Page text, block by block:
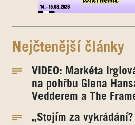
Nejčtenější články
VIDEO: Markéta
na pohřbu Glena
Vedderem a The
„Stojím za